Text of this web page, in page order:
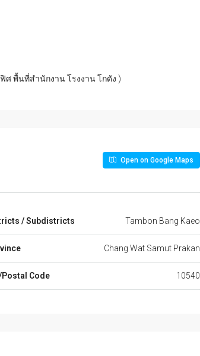
พื้นที่สำนักงาน โรงงาน โกดัง )
Open on Google Maps
/ Subdistricts Tambon Bang Kaeo
Chang Wat Samut Prakan
Code 10540